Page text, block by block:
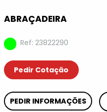
ABRAÇADEIRA
Ref: 23822290
Pedir Cotação
PEDIR INFORMAÇÕES